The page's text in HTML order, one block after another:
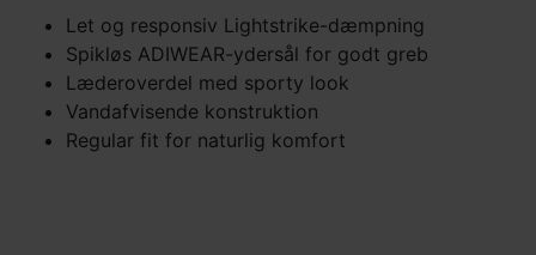
Let og responsiv Lightstrike-dæmpning
Spikløs ADIWEAR-ydersål for godt greb
Læderoverdel med sporty look
Vandafvisende konstruktion
Regular fit for naturlig komfort